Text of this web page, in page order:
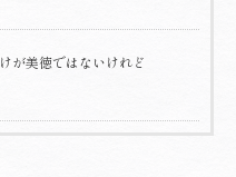
が美徳ではないけれど